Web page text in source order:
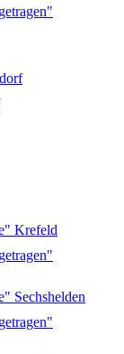
Krefeld
Sechshelden